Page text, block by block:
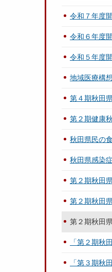
令和７年度
令和６年度
令和５年度
地域医療構
第４期秋田
第２期健康
秋田県民の
秋田県感染
第２期秋田
第２期秋田
第２期秋田
「第２期秋
「第３期秋